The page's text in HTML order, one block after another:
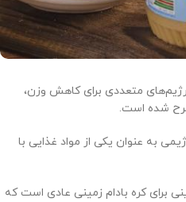
متعددی برای کاهش وزن،
شده است.
به عنوان یکی از مواد غذایی با
برای کره بادام زمینی عادی است که